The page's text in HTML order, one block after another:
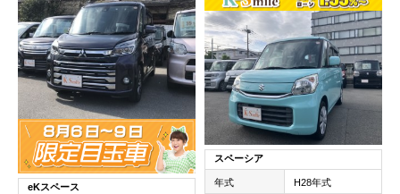
eKスペース
スペーシア
年式 H28年式